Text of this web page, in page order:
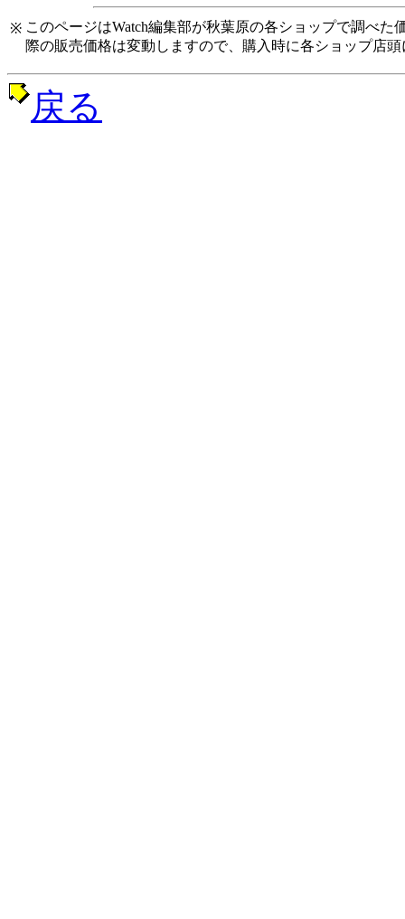
※ このページはWatch編集部が秋葉原の各ショップで調べ
際の販売価格は変動しますので、購入時に各ショップ店
戻る